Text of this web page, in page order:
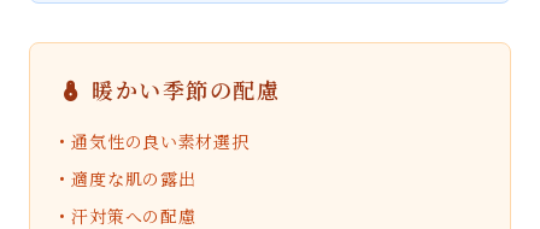
暖かい季節の配慮
• 通気性の良い素材選択
• 適度な肌の露出
• 汗対策への配慮